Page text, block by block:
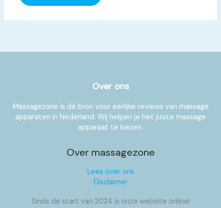
Over ons
Massagezone is dé bron voor eerlijke reviews van massage
apparaten in Nederland. Wij helpen je het juiste massage
apparaat te kiezen.
Over massagezone
Lees over ons
Disclaimer
Sinds de start van 2024 is onze website online!